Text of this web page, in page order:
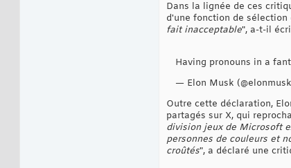
Dans la lignée de ces
d'une fonction de sélection
fait inacceptable", a-t-il
Having pronouns in a
— Elon Musk
Outre cette déclaration,
partagés sur X, qui
division jeux de Microsoft
personnes de couleurs et
croûtés", a déclaré une